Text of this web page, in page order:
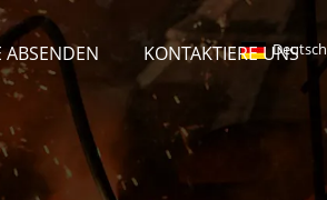
ABSENDEN KONTAKTIERE UNSDeutsch